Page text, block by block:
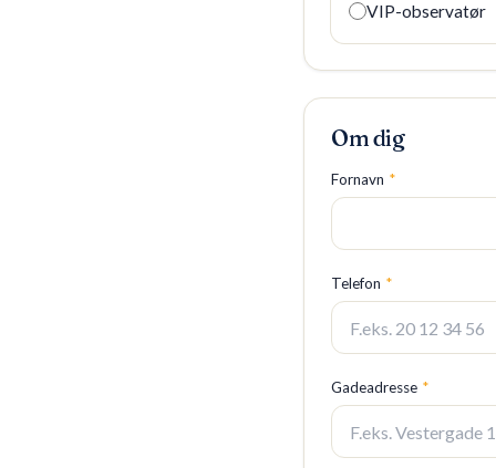
VIP-observatør
Om dig
Fornavn *
Telefon *
Gadeadresse *